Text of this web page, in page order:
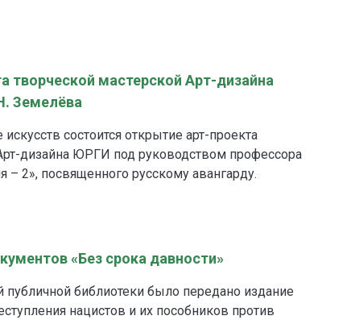
творческой мастерской Арт-дизайна
Земелёва
состоится открытие арт-проекта
дизайна ЮРГИ под руководством профессора
2», посвященного русскому авангарду.
«Без срока давности»
библиотеки было передано издание
нацистов и их пособников против